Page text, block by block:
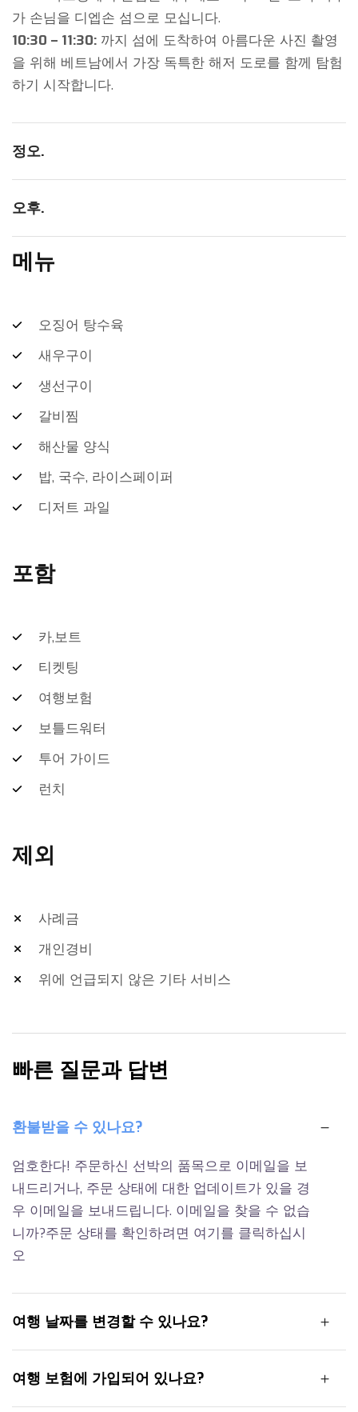
가 손님을 디엡손 섬으로 모십니다.
10:30 – 11:30: 까지 섬에 도착하여 아름다운 사진 촬영
을 위해 베트남에서 가장 독특한 해저 도로를 함께 탐험
하기 시작합니다.
정오.
오후.
메뉴
오징어 탕수육
새우구이
생선구이
갈비찜
해산물 양식
밥, 국수, 라이스페이퍼
디저트 과일
포함
카,보트
티켓팅
여행보험
보틀드워터
투어 가이드
런치
제외
사례금
개인경비
위에 언급되지 않은 기타 서비스
빠른 질문과 답변
환불받을 수 있나요?
엄호한다! 주문하신 선박의 품목으로 이메일을 보
내드리거나, 주문 상태에 대한 업데이트가 있을 경
우 이메일을 보내드립니다. 이메일을 찾을 수 없습
니까?주문 상태를 확인하려면 여기를 클릭하십시
오
여행 날짜를 변경할 수 있나요?
여행 보험에 가입되어 있나요?